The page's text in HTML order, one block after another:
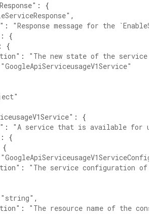
:
{
,
:
"Response message for the
:
{
:
{
:
"The new state of the service
"GoogleApiServiceusageV1Service"
:
{
:
"A service that is available for
:
{
{
"GoogleApiServiceusageV1ServiceConfig"
:
"The service configuration of
"string" ,
:
"The resource name of the